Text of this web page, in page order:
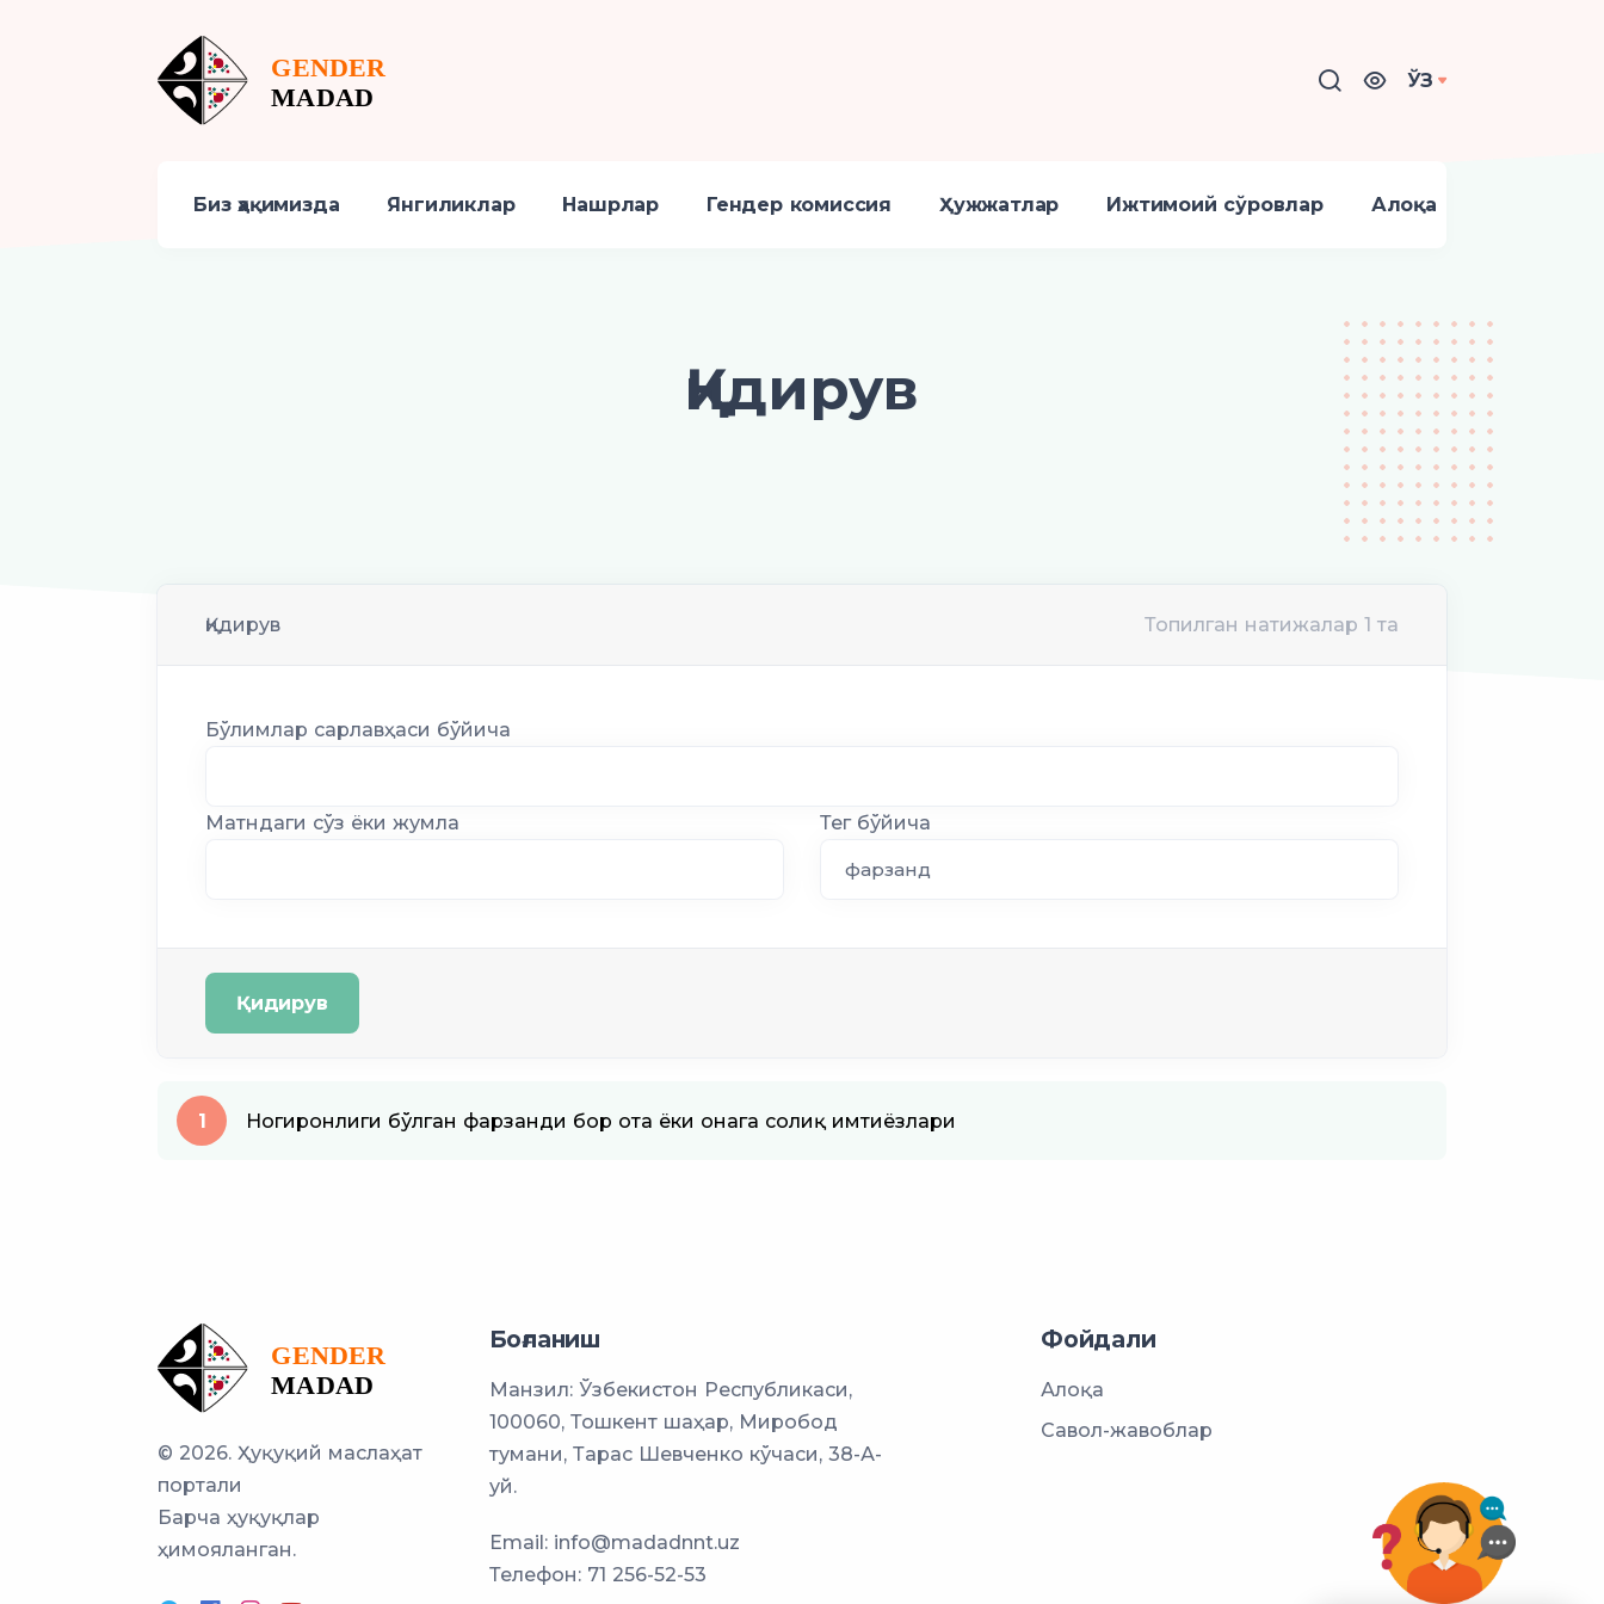
ЎЗ
Биз ҳақимизда Янгиликлар Нашрлар Гендер комиссия Ҳужжатлар Ижтимоий сўровлар Алоқа
Қидирув
Қидирув Топилган натижалар 1 та
Бўлимлар сарлавҳаси бўйича
Матндаги сўз ёки жумла Тег бўйича
Қидирув
1 Ногиронлиги бўлган фарзанди бор ота ёки онага солиқ имтиёзлари
© 2026. Ҳуқуқий маслаҳат
портали
Барча ҳуқуқлар
ҳимояланган.
Боғланиш
Манзил: Ўзбекистон Республикаси,
100060, Тошкент шаҳар, Миробод
тумани, Тарас Шевченко кўчаси, 38-А-
уй.
Email: info@madadnnt.uz
Телефон: 71 256-52-53
Фойдали
Алоқа
Савол-жавоблар